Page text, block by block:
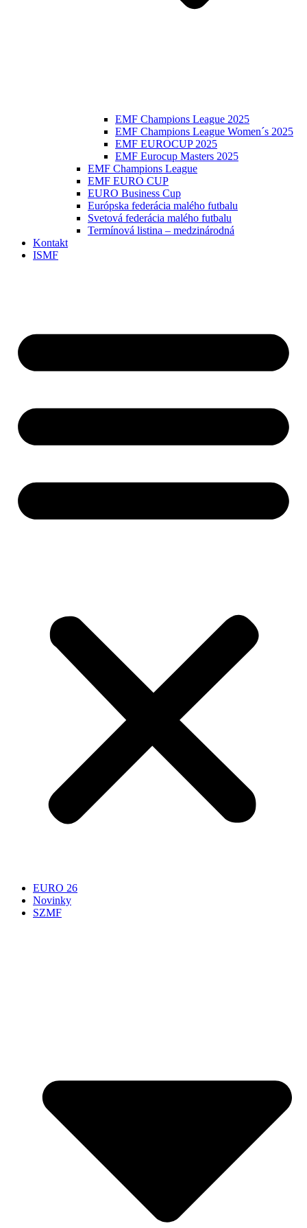
EMF Champions League 2025
EMF Champions League Women´s 2025
EMF EUROCUP 2025
EMF Eurocup Masters 2025
EMF Champions League
EMF EURO CUP
EURO Business Cup
Európska federácia malého futbalu
Svetová federácia malého futbalu
Termínová listina – medzinárodná
Kontakt
ISMF
EURO 26
Novinky
SZMF